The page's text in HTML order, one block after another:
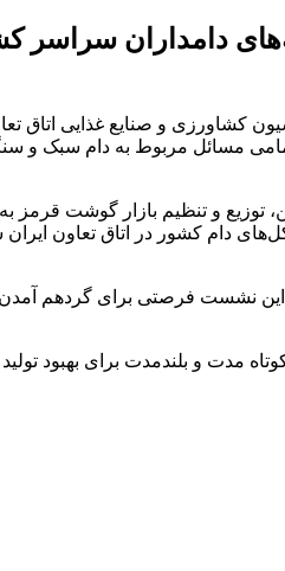
دامداران سراسر
کشاورزی و صنایع غذایی اتاق
مسائل مربوط به دام سبک و
توزیع و تنظیم بازار گوشت
دام کشور در اتاق تعاون
نشست فرصتی برای گردهم
مدت و بلندمدت برای